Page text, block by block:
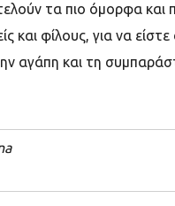
τα πιο όμορφα και
και φίλους, για να
αγάπη και τη